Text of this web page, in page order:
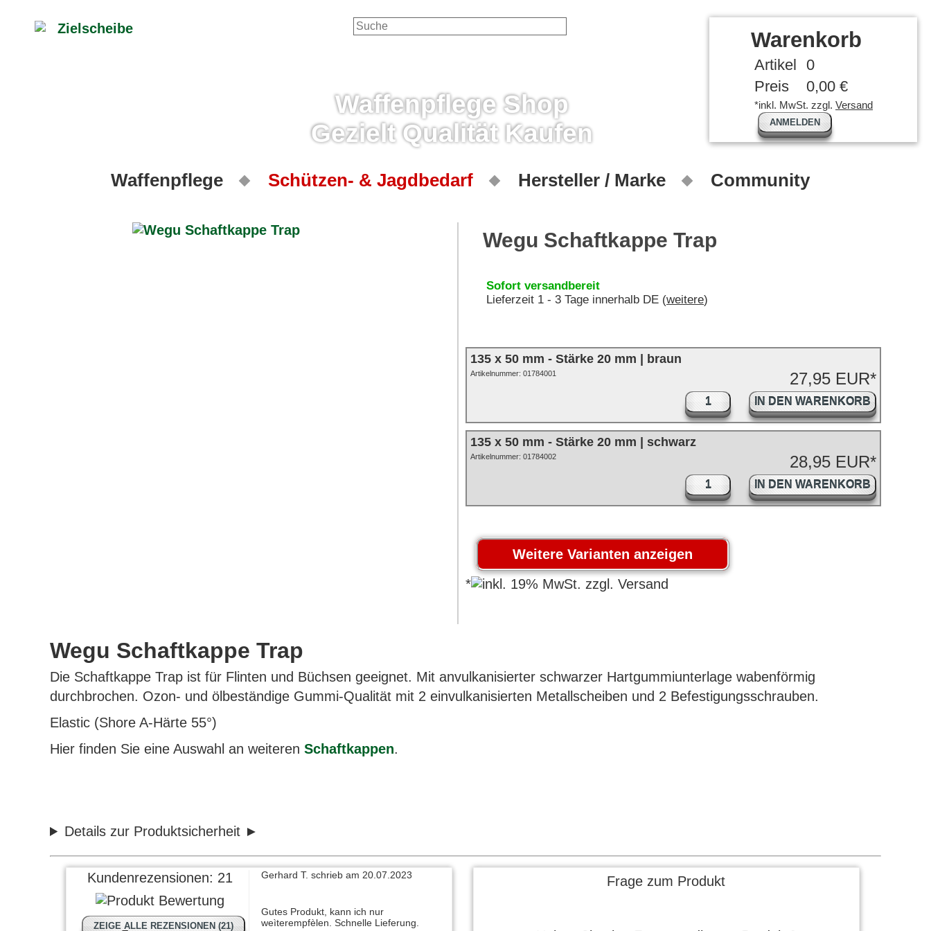
Waffenpflege Shop
Gezielt Qualität Kaufen
Warenkorb
Artikel 0
Preis
0,00 €
*inkl. MwSt. zzgl. Versand
ANMELDEN
Waffenpflege Schützen- & Jagdbedarf Hersteller / Marke Community
Wegu Schaftkappe Trap
Sofort versandbereit
Lieferzeit 1 - 3 Tage innerhalb DE (weitere)
135 x 50 mm - Stärke 20 mm | braun
27,95 EUR*
Artikelnummer: 01784001
IN DEN WARENKORB
135 x 50 mm - Stärke 20 mm | schwarz
28,95 EUR*
Artikelnummer: 01784002
IN DEN WARENKORB
*
Wegu Schaftkappe Trap
Die Schaftkappe Trap ist für Flinten und Büchsen geeignet. Mit anvulkanisierter schwarzer Hartgummiunterlage wabenförmig
durchbrochen. Ozon- und ölbeständige Gummi-Qualität mit 2 einvulkanisierten Metallscheiben und 2 Befestigungsschrauben.
Elastic (Shore A-Härte 55°)
Hier finden Sie eine Auswahl an weiteren Schaftkappen.
Details zur Produktsicherheit
Kundenrezensionen: 21
ZEIGE ALLE REZENSIONEN (21)
weìterempfèlen. Schnelle Lieferung.
Frage zum Produkt